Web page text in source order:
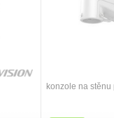
konzole na stěnu